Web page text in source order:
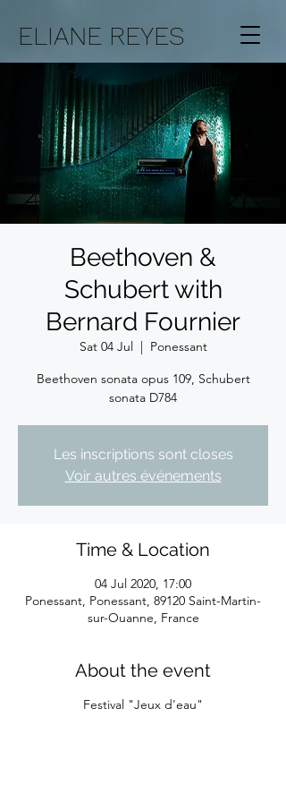
ELIANE REYES
Beethoven &
Schubert with
Bernard Fournier
Sat 04 Jul
  |
Ponessant
Beethoven sonata opus 109, Schubert
sonata D784
Les inscriptions sont closes
Voir autres événements
Time & Location
04 Jul 2020, 17:00
Ponessant, Ponessant, 89120 Saint-Martin-
sur-Ouanne, France
About the event
Festival "Jeux d'eau"